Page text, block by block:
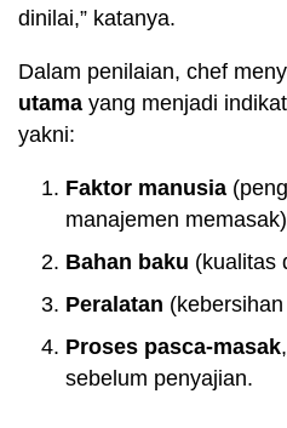
dinilai,” katanya.
Dalam penilaian, chef
utama yang menjadi
yakni:
Faktor manusia
manajemen
Bahan baku (kualitas
Peralatan
Proses pasca-masak
sebelum penyajian.